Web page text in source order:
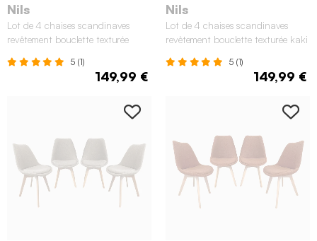
Nils
Lot de 4 chaises scandinaves
revêtement bouclette texturée
5 (1)
149,99 €
Nils
Lot de 4 chaises scandinaves
revêtement bouclette texturée kaki
5 (1)
149,99 €